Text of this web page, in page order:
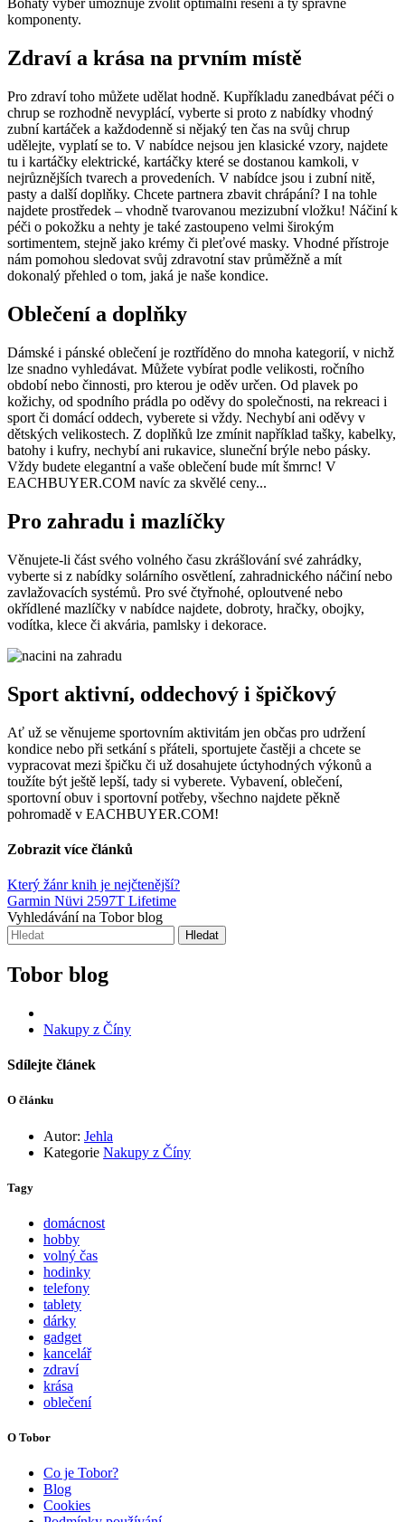
Bohatý výběr umožňuje zvolit optimální řešení a ty správné
komponenty.
Zdraví a krása na prvním místě
Pro zdraví toho můžete udělat hodně. Kupříkladu zanedbávat péči o
chrup se rozhodně nevyplácí, vyberte si proto z nabídky vhodný
zubní kartáček a každodenně si nějaký ten čas na svůj chrup
udělejte, vyplatí se to. V nabídce nejsou jen klasické vzory, najdete
tu i kartáčky elektrické, kartáčky které se dostanou kamkoli, v
nejrůznějších tvarech a provedeních. V nabídce jsou i zubní nitě,
pasty a další doplňky. Chcete partnera zbavit chrápání? I na tohle
najdete prostředek – vhodně tvarovanou mezizubní vložku! Náčiní k
péči o pokožku a nehty je také zastoupeno velmi širokým
sortimentem, stejně jako krémy či pleťové masky. Vhodné přístroje
nám pomohou sledovat svůj zdravotní stav průměžně a mít
dokonalý přehled o tom, jaká je naše kondice.
Oblečení a doplňky
Dámské i pánské oblečení je roztříděno do mnoha kategorií, v nichž
lze snadno vyhledávat. Můžete vybírat podle velikosti, ročního
období nebo činnosti, pro kterou je oděv určen. Od plavek po
kožichy, od spodního prádla po oděvy do společnosti, na rekreaci i
sport či domácí oddech, vyberete si vždy. Nechybí ani oděvy v
dětských velikostech. Z doplňků lze zmínit například tašky, kabelky,
batohy i kufry, nechybí ani rukavice, sluneční brýle nebo pásky.
Vždy budete elegantní a vaše oblečení bude mít šmrnc! V
EACHBUYER.COM navíc za skvělé ceny...
Pro zahradu i mazlíčky
Věnujete-li část svého volného času zkrášlování své zahrádky,
vyberte si z nabídky solárního osvětlení, zahradnického náčiní nebo
zavlažovacích systémů. Pro své čtyřnohé, oploutvené nebo
okřídlené mazlíčky v nabídce najdete, dobroty, hračky, obojky,
vodítka, klece či akvária, pamlsky i dekorace.
Sport aktivní, oddechový i špičkový
Ať už se věnujeme sportovním aktivitám jen občas pro udržení
kondice nebo při setkání s přáteli, sportujete častěji a chcete se
vypracovat mezi špičku či už dosahujete úctyhodných výkonů a
toužíte být ještě lepší, tady si vyberete. Vybavení, oblečení,
sportovní obuv i sportovní potřeby, všechno najdete pěkně
pohromadě v EACHBUYER.COM!
Zobrazit více článků
Který žánr knih je nejčtenější?
Garmin Nüvi 2597T Lifetime
Vyhledávání na Tobor blog
Hledat
Tobor blog
Nakupy z Číny
Sdílejte článek
O článku
Autor: Jehla
Kategorie Nakupy z Číny
Tagy
domácnost
hobby
volný čas
hodinky
telefony
tablety
dárky
gadget
kancelář
zdraví
krása
oblečení
O Tobor
Co je Tobor?
Blog
Cookies